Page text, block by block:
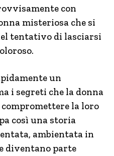
con
misteriosa che si
tentativo di lasciarsi
un
i segreti che la donna
la loro
così una storia
ambientata in
diventano parte